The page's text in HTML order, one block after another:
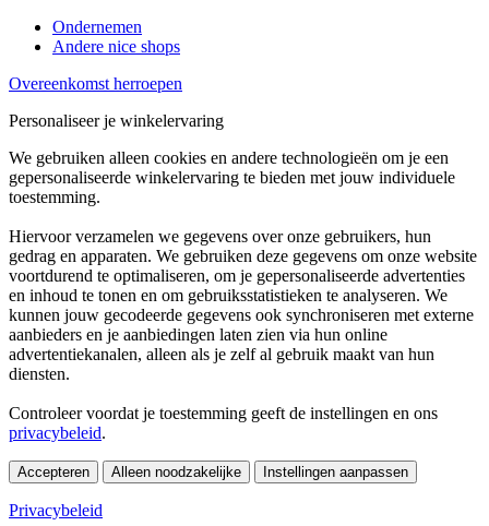
Ondernemen
Andere nice shops
Overeenkomst herroepen
Personaliseer je winkelervaring
We gebruiken alleen cookies en andere technologieën om je een
gepersonaliseerde winkelervaring te bieden met jouw individuele
toestemming.
Hiervoor verzamelen we gegevens over onze gebruikers, hun
gedrag en apparaten. We gebruiken deze gegevens om onze website
voortdurend te optimaliseren, om je gepersonaliseerde advertenties
en inhoud te tonen en om gebruiksstatistieken te analyseren. We
kunnen jouw gecodeerde gegevens ook synchroniseren met externe
aanbieders en je aanbiedingen laten zien via hun online
advertentiekanalen, alleen als je zelf al gebruik maakt van hun
diensten.
Controleer voordat je toestemming geeft de instellingen en ons
privacybeleid.
Accepteren Alleen noodzakelijke Instellingen aanpassen
Privacybeleid